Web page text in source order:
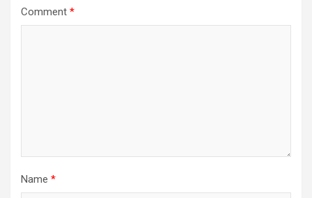
Comment *
Name *